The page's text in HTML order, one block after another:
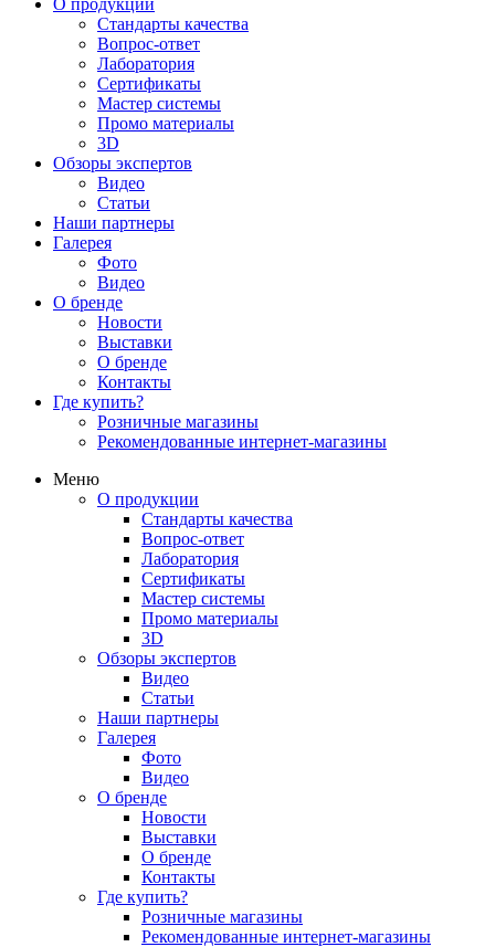
О продукции
Стандарты качества
Вопрос-ответ
Лаборатория
Сертификаты
Мастер системы
Промо материалы
3D
Обзоры экспертов
Видео
Статьи
Наши партнеры
Галерея
Фото
Видео
О бренде
Новости
Выставки
О бренде
Контакты
Где купить?
Розничные магазины
Рекомендованные интернет-магазины
Меню
О продукции
Стандарты качества
Вопрос-ответ
Лаборатория
Сертификаты
Мастер системы
Промо материалы
3D
Обзоры экспертов
Видео
Статьи
Наши партнеры
Галерея
Фото
Видео
О бренде
Новости
Выставки
О бренде
Контакты
Где купить?
Розничные магазины
Рекомендованные интернет-магазины